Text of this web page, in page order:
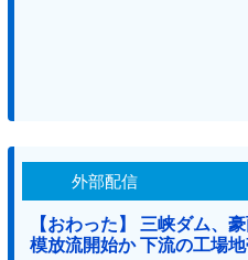
外部配信
【おわった】 三峡ダム、
模放流開始か 下流の工場